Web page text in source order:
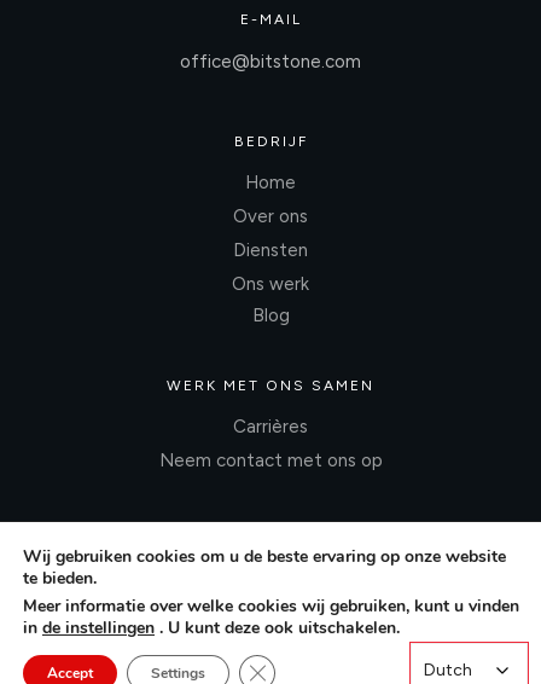
E-MAIL
office@bitstone.com
BEDRIJF
Home
Over ons
Diensten
Ons werk
Blog
WERK MET ONS SAMEN
Carrières
Neem contact met ons op
Wij gebruiken cookies om u de beste ervaring op onze website
te bieden.
Meer informatie over welke cookies wij gebruiken, kunt u vinden
in de instellingen . U kunt deze ook uitschakelen.
Accept Settings Close GDPR Cookie Banner
Dutch
Dutch